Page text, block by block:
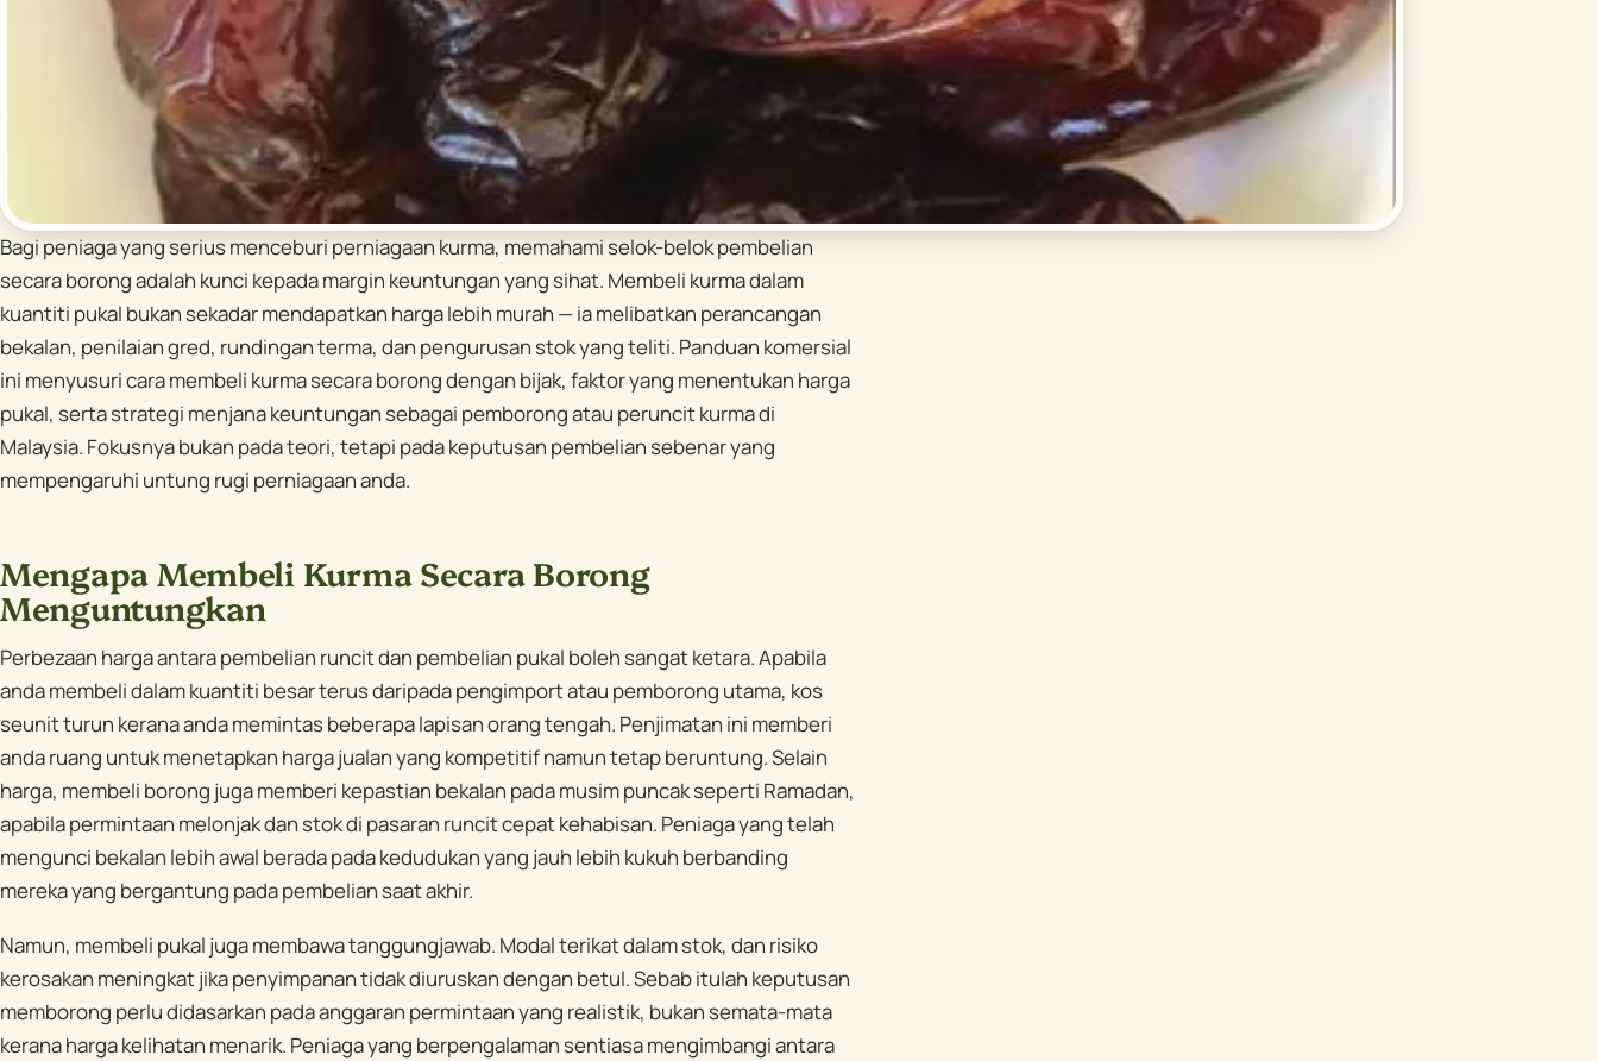
Bagi peniaga yang serius menceburi perniagaan kurma, memahami selok-belok pembelian
secara borong adalah kunci kepada margin keuntungan yang sihat. Membeli kurma dalam
kuantiti pukal bukan sekadar mendapatkan harga lebih murah — ia melibatkan perancangan
bekalan, penilaian gred, rundingan terma, dan pengurusan stok yang teliti. Panduan komersial
ini menyusuri cara membeli kurma secara borong dengan bijak, faktor yang menentukan harga
pukal, serta strategi menjana keuntungan sebagai pemborong atau peruncit kurma di
Malaysia. Fokusnya bukan pada teori, tetapi pada keputusan pembelian sebenar yang
mempengaruhi untung rugi perniagaan anda.
Mengapa Membeli Kurma Secara Borong
Menguntungkan
Perbezaan harga antara pembelian runcit dan pembelian pukal boleh sangat ketara. Apabila
anda membeli dalam kuantiti besar terus daripada pengimport atau pemborong utama, kos
seunit turun kerana anda memintas beberapa lapisan orang tengah. Penjimatan ini memberi
anda ruang untuk menetapkan harga jualan yang kompetitif namun tetap beruntung. Selain
harga, membeli borong juga memberi kepastian bekalan pada musim puncak seperti Ramadan,
apabila permintaan melonjak dan stok di pasaran runcit cepat kehabisan. Peniaga yang telah
mengunci bekalan lebih awal berada pada kedudukan yang jauh lebih kukuh berbanding
mereka yang bergantung pada pembelian saat akhir.
Namun, membeli pukal juga membawa tanggungjawab. Modal terikat dalam stok, dan risiko
kerosakan meningkat jika penyimpanan tidak diuruskan dengan betul. Sebab itulah keputusan
memborong perlu didasarkan pada anggaran permintaan yang realistik, bukan semata-mata
kerana harga kelihatan menarik. Peniaga yang berpengalaman sentiasa mengimbangi antara